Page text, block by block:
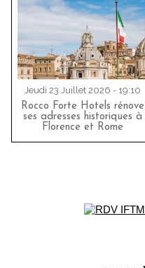
Jeudi 23 Juillet 2026 - 19:10
Rocco Forte Hotels rénove
ses adresses historiques à
Florence et Rome